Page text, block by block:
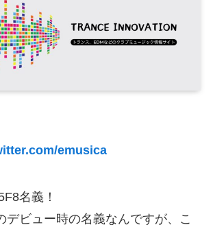
emusica
名義！
デビュー時の名義なんですが、こ